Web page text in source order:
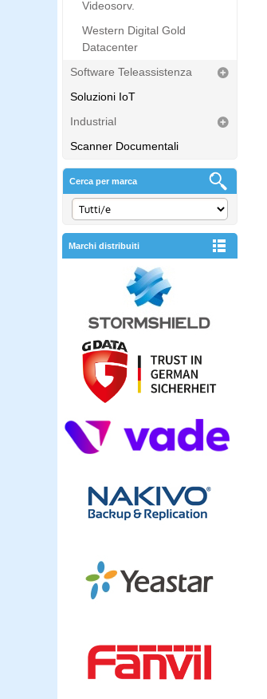
Videosorv.
Western Digital Gold
Datacenter
Software Teleassistenza
Soluzioni IoT
Industrial
Scanner Documentali
Cerca per marca
Marchi distribuiti